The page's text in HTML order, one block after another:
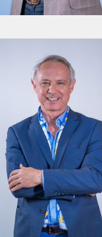
Almir Foletto
Diretor/Presidente da Foletto Agro (Itaqui, RS)
Zootecnia (UFSM) Especialista em Psicologia
abordagem em Ontopsicologia (Universidade Estatal
Petersbugo-Rússia) Especialista em MBA Business
Agronegócios (Faculdade Antonio Meneghetti);
convidado do Bacharelado em Administração e dos
de Pós-Graduação (MBA e Especialização) da
Antonio Meneghetti
Currículo Lattes